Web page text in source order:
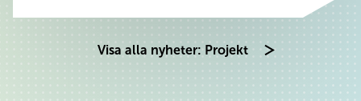
Visa alla nyheter: Projekt